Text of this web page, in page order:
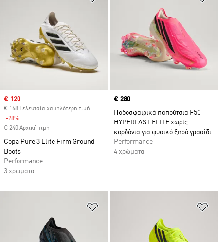
Sale price
€ 120
€ 168 Τελευταία χαμηλότερη τιμή
-28%
€ 240 Αρχική τιμή
Copa Pure 3 Elite Firm Ground
Boots
Performance
3 χρώματα
Price
€ 280
Ποδοσφαιρικά παπούτσια F50
HYPERFAST ELITE χωρίς
κορδόνια για φυσικό ξηρό γρασίδι
Performance
4 χρώματα
Προσθήκη στη Λίστα Επιθυμιών